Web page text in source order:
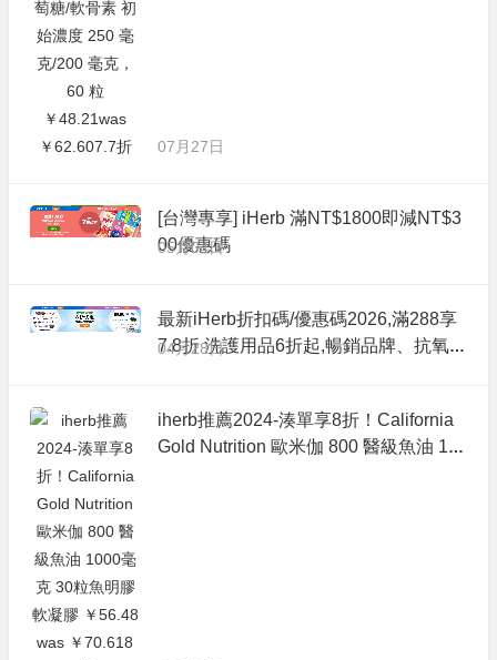
07月27日
[台灣專享] iHerb 滿NT$1800即減NT$3
00優惠碼
05月04日
最新iHerb折扣碼/優惠碼2026,滿288享
7.8折 洗護用品6折起,暢銷品牌、抗氧優
04月28日
iherb推薦2024-湊單享8折！California
Gold Nutrition 歐米伽 800 醫級魚油 10